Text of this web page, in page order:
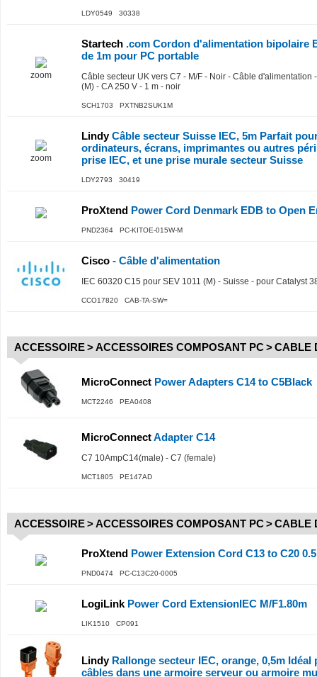
LDY0549 30338
zoom
Startech .com Cordon d'alimentation bipolaire
de 1m pour PC portable
Câble secteur UK vers C7 - M/F - Noir - Câble d'alimentation
(M) - CA 250 V - 1 m - noir
SCH1703 PXTNB2SUK1M
zoom
LindyCâble secteur Suisse IEC, 5m Parfait
ordinateurs, écrans, imprimantes ou autres
prise IEC, et une prise murale secteur Suisse
LDY2793 30419
ProXtend Power Cord Denmark EDB to Open
PND2364 PC-KITOE-015W-M
Cisco - Câble d'alimentation
IEC 60320 C15 pour SEV 1011 (M) - Suisse - pour Catalyst
CCO17820 CAB-TA-SW=
ACCESSOIRE>ACCESSOIRES COMPOSANT PC>CABLE
MicroConnect Power Adapters C14 to C5Black
MCT2246 PEA0408
MicroConnectAdapter C14
C7 10AmpC14(male) - C7 (female)
MCT1805 PE147AD
ACCESSOIRE>ACCESSOIRES COMPOSANT PC>CABLE
ProXtend Power Extension Cord C13 to C20
PND0474 PC-C13C20-0005
LogiLink Power Cord ExtensionIEC M/F1.80m
LIK1510 CP091
LindyRallonge secteur IEC, orange, 0,5m
câbles dans une armoire serveur ou armoire